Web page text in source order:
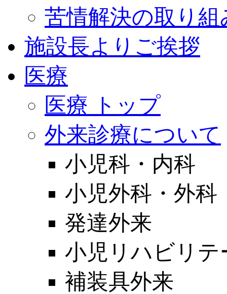
苦情解決の取り組
施設長よりご挨拶
医療
医療 トップ
外来診療について
小児科・内科
小児外科・外科
発達外来
小児リハビリ
補装具外来